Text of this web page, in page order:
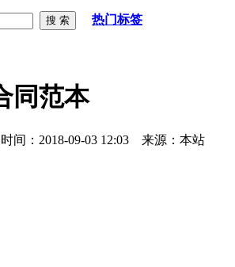
热门标签
同范本
间：2018-09-03 12:03 来源：本站